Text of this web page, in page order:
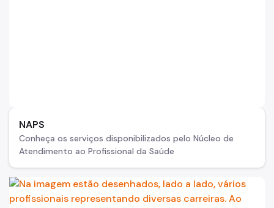
NAPS
Conheça os serviços disponibilizados pelo Núcleo de
Atendimento ao Profissional da Saúde